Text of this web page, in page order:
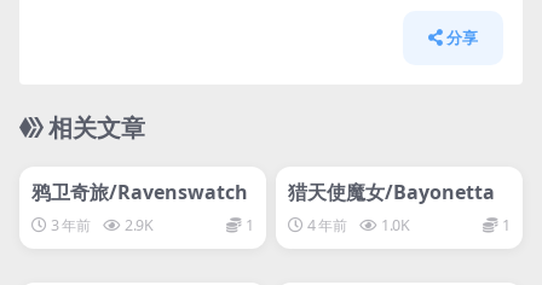
分享
相关文章
svip专属
鸦卫奇旅/Ravenswatch
3 年前 2.9K 1
svip专属
猎天使魔女/Bayonetta
4 年前 1.0K 1